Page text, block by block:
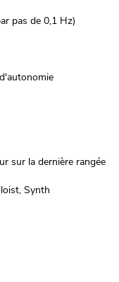
pas de 0,1 Hz)
sur la dernière rangée
Synth